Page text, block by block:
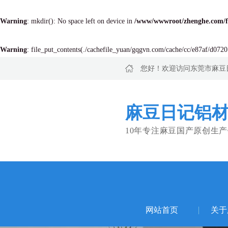
Warning: mkdir(): No space left on device in /www/wwwroot/
Warning: file_put_contents(./cachefile_yuan/gqgvn.com/cache/cc/e87af/
您好！欢迎访问东莞市麻
麻豆日记铝
10年专注麻豆国产原创生
网站首页 关